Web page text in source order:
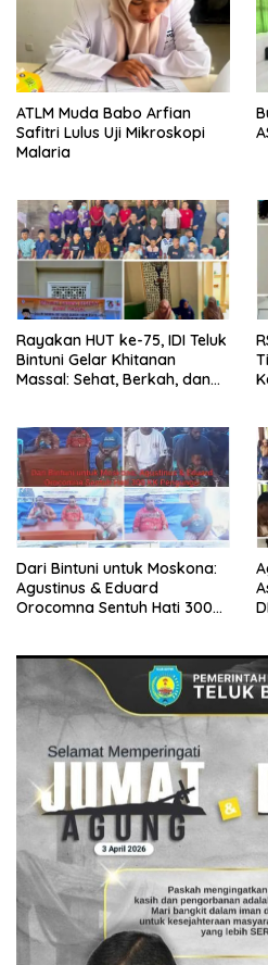
ATLM Muda Babo Arfian
Safitri Lulus Uji Mikroskopi
Malaria
Rayakan HUT ke-75, IDI Teluk
Bintuni Gelar Khitanan
Massal: Sehat, Berkah, dan
Dari Bintuni untuk Moskona:
Agustinus & Eduard
Orocomna Sentuh Hati 300